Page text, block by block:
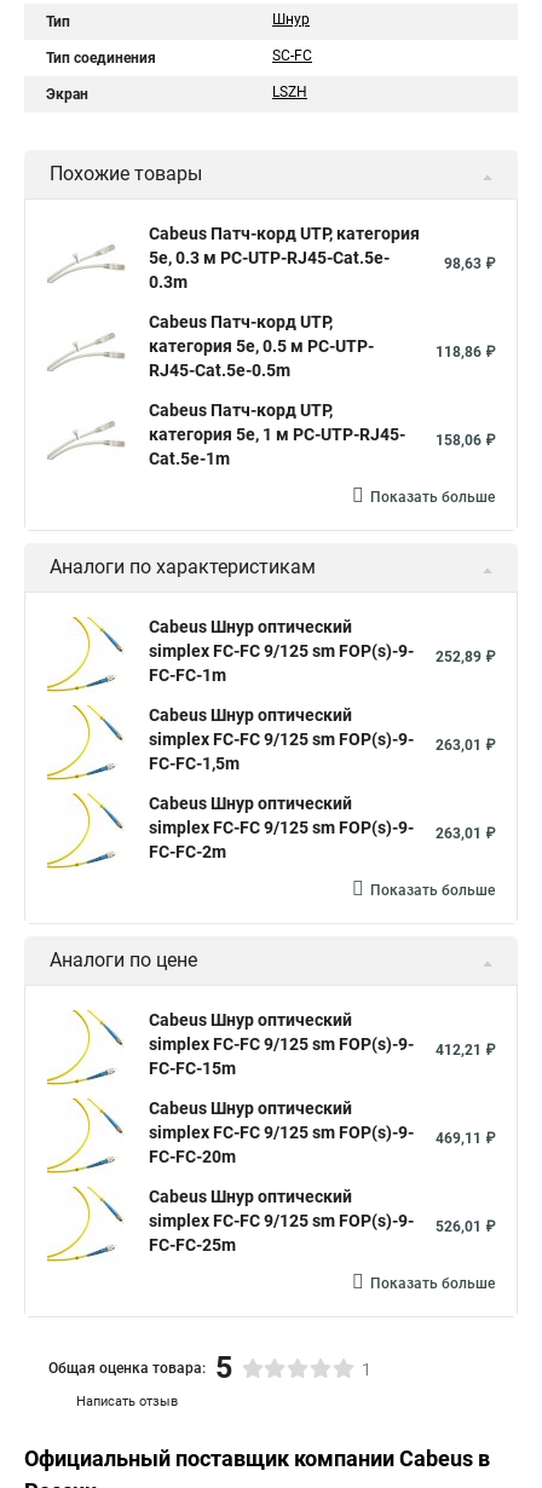
Тип Шнур
Тип соединения SC-FC
Экран LSZH
Похожие товары
Cabeus Патч-корд UTP, категория
5e, 0.3 м PC-UTP-RJ45-Cat.5e-
0.3m
98,63 ₽
Cabeus Патч-корд UTP,
категория 5e, 0.5 м PC-UTP-
RJ45-Cat.5e-0.5m
118,86 ₽
Cabeus Патч-корд UTP,
категория 5e, 1 м PC-UTP-RJ45-
Cat.5e-1m
158,06 ₽
Показать больше
Аналоги по характеристикам
Cabeus Шнур оптический
simplex FC-FC 9/125 sm FOP(s)-9-
FC-FC-1m
252,89 ₽
Cabeus Шнур оптический
simplex FC-FC 9/125 sm FOP(s)-9-
FC-FC-1,5m
263,01 ₽
Cabeus Шнур оптический
simplex FC-FC 9/125 sm FOP(s)-9-
FC-FC-2m
263,01 ₽
Показать больше
Аналоги по цене
Cabeus Шнур оптический
simplex FC-FC 9/125 sm FOP(s)-9-
FC-FC-15m
412,21 ₽
Cabeus Шнур оптический
simplex FC-FC 9/125 sm FOP(s)-9-
FC-FC-20m
469,11 ₽
Cabeus Шнур оптический
simplex FC-FC 9/125 sm FOP(s)-9-
FC-FC-25m
526,01 ₽
Показать больше
Написать отзыв
Общая оценка товара: 5 1
Официальный поставщик компанииCabeus в